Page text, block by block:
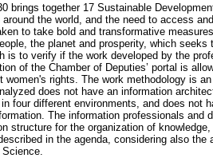
brings together 17 Sustainable
around the world, and the need to access
to take bold and transformative
the planet and prosperity, which
is to verify if the work developed by the
of the Chamber of Deputies’ portal is
women's rights. The work methodology is
does not have an information
four different environments, and does not
The information professionals and
structure for the organization of
in the agenda, considering also